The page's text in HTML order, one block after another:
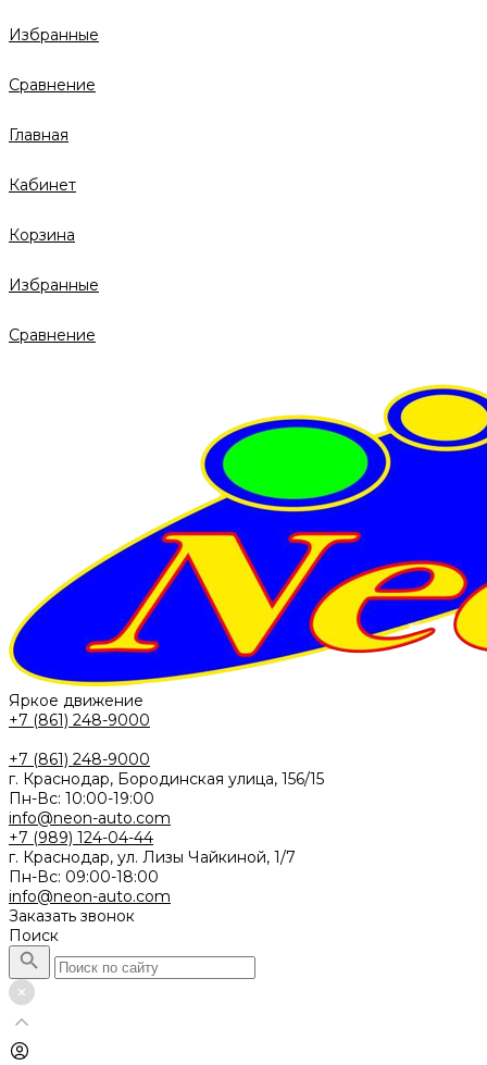
Избранные
Сравнение
Главная
Кабинет
Корзина
Избранные
Сравнение
Яркое движение
+7 (861) 248-9000
+7 (861) 248-9000
г. Краснодар, Бородинская улица, 156/15
Пн-Вс: 10:00-19:00
info@neon-auto.com
+7 (989) 124-04-44
г. Краснодар, ул. Лизы Чайкиной, 1/7
Пн-Вс: 09:00-18:00
info@neon-auto.com
Заказать звонок
Поиск